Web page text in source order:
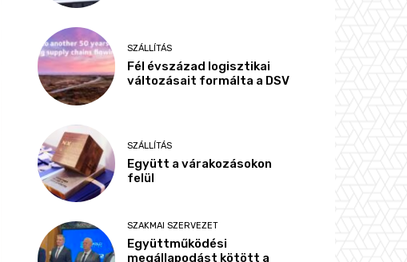
SZÁLLÍTÁS
Fél évszázad logisztikai
változásait formálta a DSV
SZÁLLÍTÁS
Együtt a várakozásokon
felül
SZAKMAI SZERVEZET
Együttműködési
megállapodást kötött a